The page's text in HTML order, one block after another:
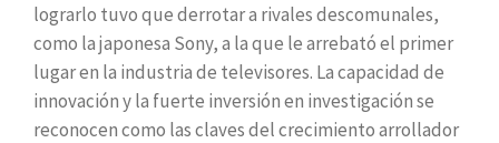
lograrlo tuvo que derrotar a rivales descomunales,
como la japonesa Sony, a la que le arrebató el primer
lugar en la industria de televisores. La capacidad de
innovación y la fuerte inversión en investigación se
reconocen como las claves del crecimiento arrollador